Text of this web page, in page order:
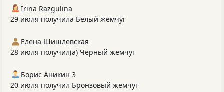
Irina Razgulina
29 июля получила Белый жемчуг
Елена Шишлевская
28 июля получил(а) Черный жемчуг
Борис Аникин 3
20 июля получил Бронзовый жемчуг